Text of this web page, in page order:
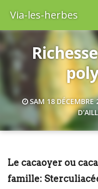
Via-les-herbes
SAM 18 DÉCEMBRE
Le cacaoyer ou
famille: